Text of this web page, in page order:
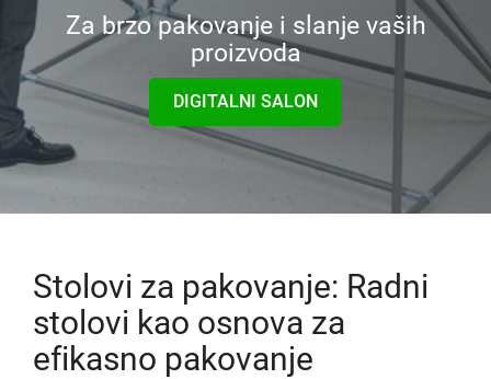
Dodatni aksesoari
Montažne linije
Gravitacioni valjkasti transporter
Karakuri
Bele table
PREGLED
Pokrenite lean projekat
PREGLED
Za brzo pakovanje i slanje vaših
proizvoda
DIGITALNI SALON
Stolovi za pakovanje: Radni
stolovi kao osnova za
efikasno pakovanje